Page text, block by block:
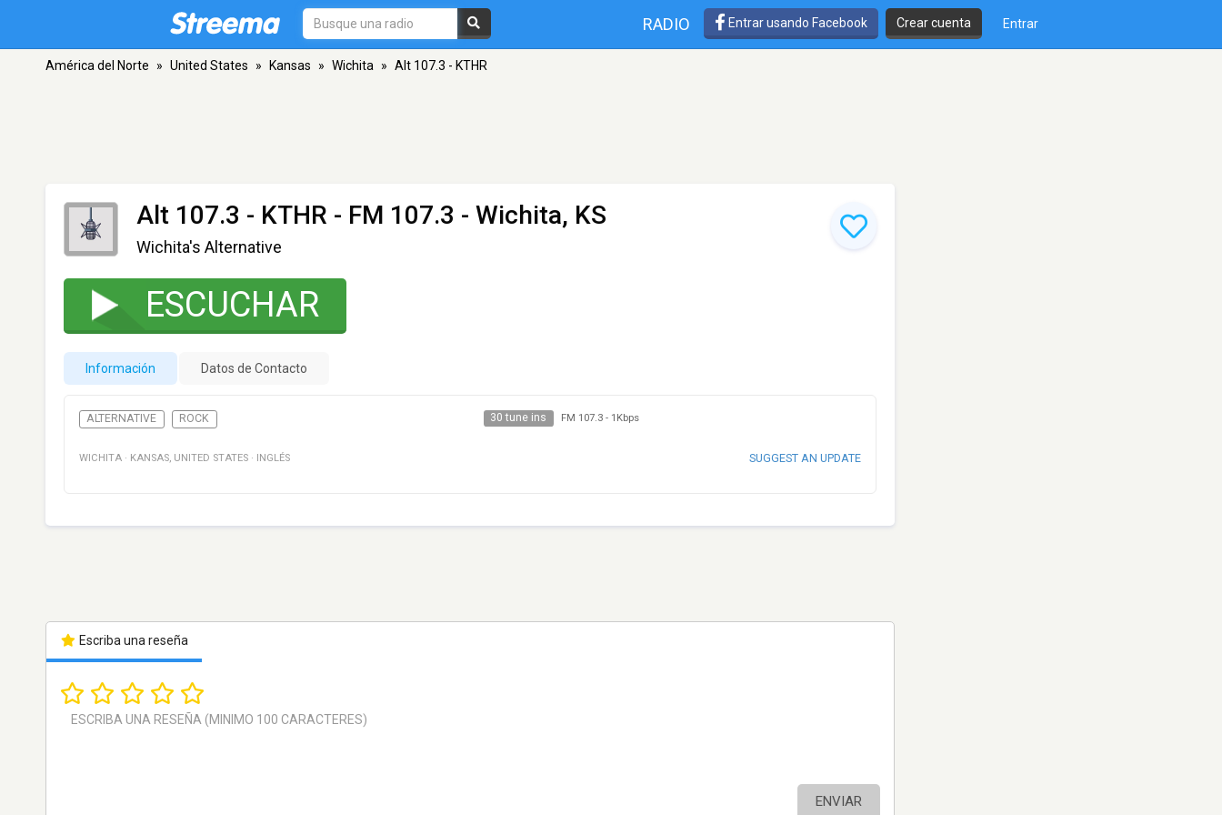
RADIO Entrar usando Facebook Crear cuenta Entrar
América del Norte » United States » Kansas » Wichita » Alt 107.3 - KTHR
Alt 107.3 - KTHR - FM 107.3 - Wichita, KS
Wichita's Alternative
ESCUCHAR
Información Datos de Contacto
ALTERNATIVE ROCK 30 tune ins FM 107.3- 1Kbps
WICHITA · KANSAS, UNITED STATES · INGLÉS SUGGEST AN UPDATE
Escriba una reseña
ENVIAR